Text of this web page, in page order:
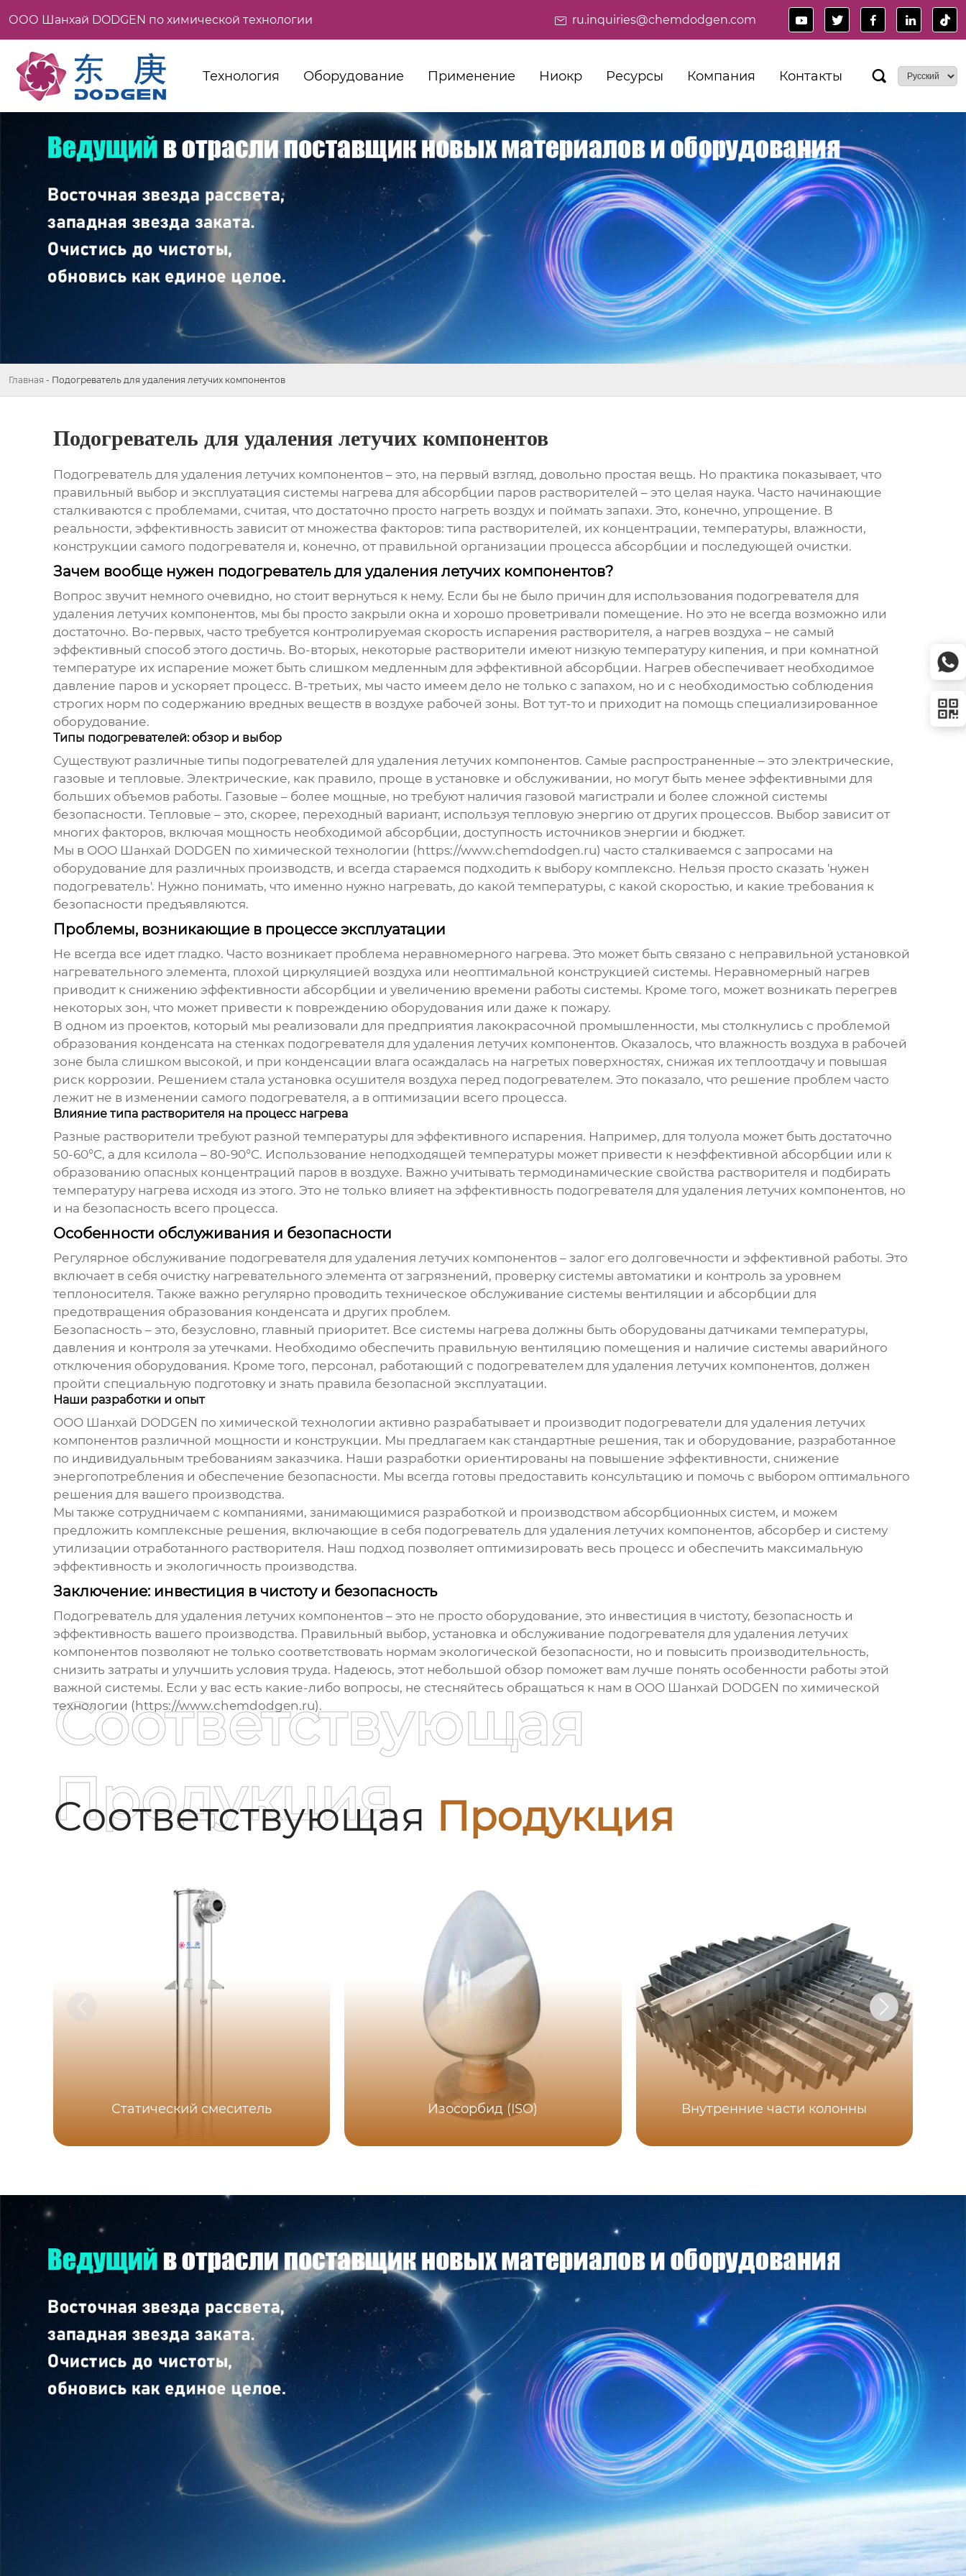
ООО Шанхай DODGEN по химической технологии ru.inquiries@chemdodgen.com     
Технология Оборудование Применение Ниокр Ресурсы Компания Контакты 
Главная - Подогреватель для удаления летучих компонентов
Подогреватель для удаления летучих компонентов
Подогреватель для удаления летучих компонентов– это, на первый взгляд, довольно простая вещь. Но практика показывает, что
правильный выбор и эксплуатация системы нагрева для абсорбции паров растворителей – это целая наука. Часто начинающие
сталкиваются с проблемами, считая, что достаточно просто нагреть воздух и поймать запахи. Это, конечно, упрощение. В
реальности, эффективность зависит от множества факторов: типа растворителей, их концентрации, температуры, влажности,
конструкции самого подогревателя и, конечно, от правильной организации процесса абсорбции и последующей очистки.
Зачем вообще нужен подогреватель для удаления летучих компонентов?
Вопрос звучит немного очевидно, но стоит вернуться к нему. Если бы не было причин для использования подогревателя для
удаления летучих компонентов, мы бы просто закрыли окна и хорошо проветривали помещение. Но это не всегда возможно или
достаточно. Во-первых, часто требуется контролируемая скорость испарения растворителя, а нагрев воздуха – не самый
эффективный способ этого достичь. Во-вторых, некоторые растворители имеют низкую температуру кипения, и при комнатной
температуре их испарение может быть слишком медленным для эффективной абсорбции. Нагрев обеспечивает необходимое
давление паров и ускоряет процесс. В-третьих, мы часто имеем дело не только с запахом, но и с необходимостью соблюдения
строгих норм по содержанию вредных веществ в воздухе рабочей зоны. Вот тут-то и приходит на помощь специализированное
оборудование.
Типы подогревателей: обзор и выбор
Существуют различные типы подогревателей для удаления летучих компонентов. Самые распространенные – это электрические,
газовые и тепловые. Электрические, как правило, проще в установке и обслуживании, но могут быть менее эффективными для
больших объемов работы. Газовые – более мощные, но требуют наличия газовой магистрали и более сложной системы
безопасности. Тепловые – это, скорее, переходный вариант, используя тепловую энергию от других процессов. Выбор зависит от
многих факторов, включая мощность необходимой абсорбции, доступность источников энергии и бюджет.
Мы в ООО Шанхай DODGEN по химической технологии (https://www.chemdodgen.ru) часто сталкиваемся с запросами на
оборудование для различных производств, и всегда стараемся подходить к выбору комплексно. Нельзя просто сказать 'нужен
подогреватель'. Нужно понимать, что именно нужно нагревать, до какой температуры, с какой скоростью, и какие требования к
безопасности предъявляются.
Проблемы, возникающие в процессе эксплуатации
Не всегда все идет гладко. Часто возникает проблема неравномерного нагрева. Это может быть связано с неправильной установкой
нагревательного элемента, плохой циркуляцией воздуха или неоптимальной конструкцией системы. Неравномерный нагрев
приводит к снижению эффективности абсорбции и увеличению времени работы системы. Кроме того, может возникать перегрев
некоторых зон, что может привести к повреждению оборудования или даже к пожару.
В одном из проектов, который мы реализовали для предприятия лакокрасочной промышленности, мы столкнулись с проблемой
образования конденсата на стенках подогревателя для удаления летучих компонентов. Оказалось, что влажность воздуха в рабочей
зоне была слишком высокой, и при конденсации влага осаждалась на нагретых поверхностях, снижая их теплоотдачу и повышая
риск коррозии. Решением стала установка осушителя воздуха перед подогревателем. Это показало, что решение проблем часто
лежит не в изменении самого подогревателя, а в оптимизации всего процесса.
Влияние типа растворителя на процесс нагрева
Разные растворители требуют разной температуры для эффективного испарения. Например, для толуола может быть достаточно
50-60°C, а для ксилола – 80-90°C. Использование неподходящей температуры может привести к неэффективной абсорбции или к
образованию опасных концентраций паров в воздухе. Важно учитывать термодинамические свойства растворителя и подбирать
температуру нагрева исходя из этого. Это не только влияет на эффективность подогревателя для удаления летучих компонентов, но
и на безопасность всего процесса.
Особенности обслуживания и безопасности
Регулярное обслуживание подогревателя для удаления летучих компонентов– залог его долговечности и эффективной работы. Это
включает в себя очистку нагревательного элемента от загрязнений, проверку системы автоматики и контроль за уровнем
теплоносителя. Также важно регулярно проводить техническое обслуживание системы вентиляции и абсорбции для
предотвращения образования конденсата и других проблем.
Безопасность – это, безусловно, главный приоритет. Все системы нагрева должны быть оборудованы датчиками температуры,
давления и контроля за утечками. Необходимо обеспечить правильную вентиляцию помещения и наличие системы аварийного
отключения оборудования. Кроме того, персонал, работающий с подогревателем для удаления летучих компонентов, должен
пройти специальную подготовку и знать правила безопасной эксплуатации.
Наши разработки и опыт
ООО Шанхай DODGEN по химической технологии активно разрабатывает и производит подогреватели для удаления летучих
компонентовразличной мощности и конструкции. Мы предлагаем как стандартные решения, так и оборудование, разработанное
по индивидуальным требованиям заказчика. Наши разработки ориентированы на повышение эффективности, снижение
энергопотребления и обеспечение безопасности. Мы всегда готовы предоставить консультацию и помочь с выбором оптимального
решения для вашего производства.
Мы также сотрудничаем с компаниями, занимающимися разработкой и производством абсорбционных систем, и можем
предложить комплексные решения, включающие в себя подогреватель для удаления летучих компонентов, абсорбер и систему
утилизации отработанного растворителя. Наш подход позволяет оптимизировать весь процесс и обеспечить максимальную
эффективность и экологичность производства.
Заключение: инвестиция в чистоту и безопасность
Подогреватель для удаления летучих компонентов– это не просто оборудование, это инвестиция в чистоту, безопасность и
эффективность вашего производства. Правильный выбор, установка и обслуживание подогревателя для удаления летучих
компонентовпозволяют не только соответствовать нормам экологической безопасности, но и повысить производительность,
снизить затраты и улучшить условия труда. Надеюсь, этот небольшой обзор поможет вам лучше понять особенности работы этой
важной системы. Если у вас есть какие-либо вопросы, не стесняйтесь обращаться к нам в ООО Шанхай DODGEN по химической
технологии (https://www.chemdodgen.ru).
Соответствующая Продукция
Соответствующая
Продукция
Статический смеситель Изосорбид (ISO) Внутренние части колонны